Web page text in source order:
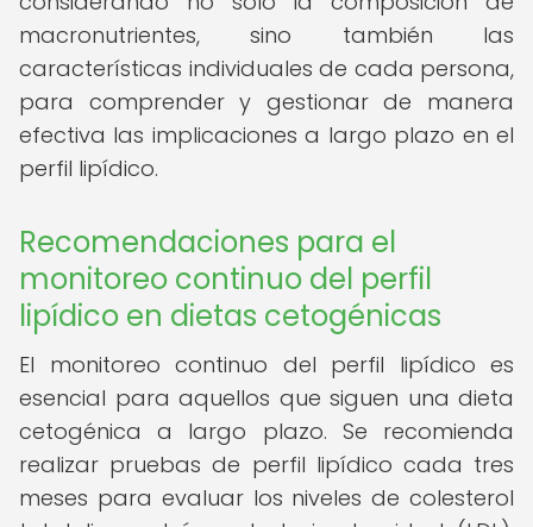
macronutrientes, sino también las
características individuales de cada persona,
para comprender y gestionar de manera
efectiva las implicaciones a largo plazo en el
perfil lipídico.
Recomendaciones para el
monitoreo continuo del perfil
lipídico en dietas cetogénicas
El monitoreo continuo del perfil lipídico es
esencial para aquellos que siguen una dieta
cetogénica a largo plazo. Se recomienda
realizar pruebas de perfil lipídico cada tres
meses para evaluar los niveles de colesterol